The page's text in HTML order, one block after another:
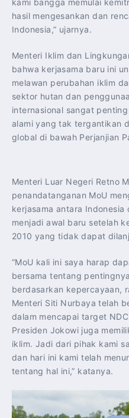
kami bangga memulai
hasil mengesankan dan
Indonesia,” ujarnya.
Menteri Iklim dan
bahwa kerjasama baru ini
melawan perubahan iklim
sektor hutan dan
internasional sangat
alami yang tak tergantikan
global di bawah Perjanjian
Menteri Luar Negeri Retno
penandatanganan MoU
kerjasama antara
menjadi awal baru setelah
2010 yang tidak dapat
“MoU kali ini saya harap
bersama tentang
berdasarkan kepercayaan,
Menteri Siti Nurbaya telah
dalam mencapai target
Presiden Jokowi juga
iklim. Jadi dari pihak kami
dan hari ini kami telah
tentang hal ini,” katanya.